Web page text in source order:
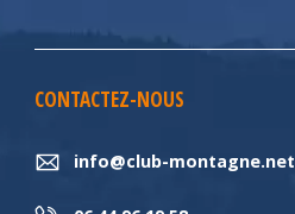
CONTACTEZ-NOUS
info@club-montagne.net